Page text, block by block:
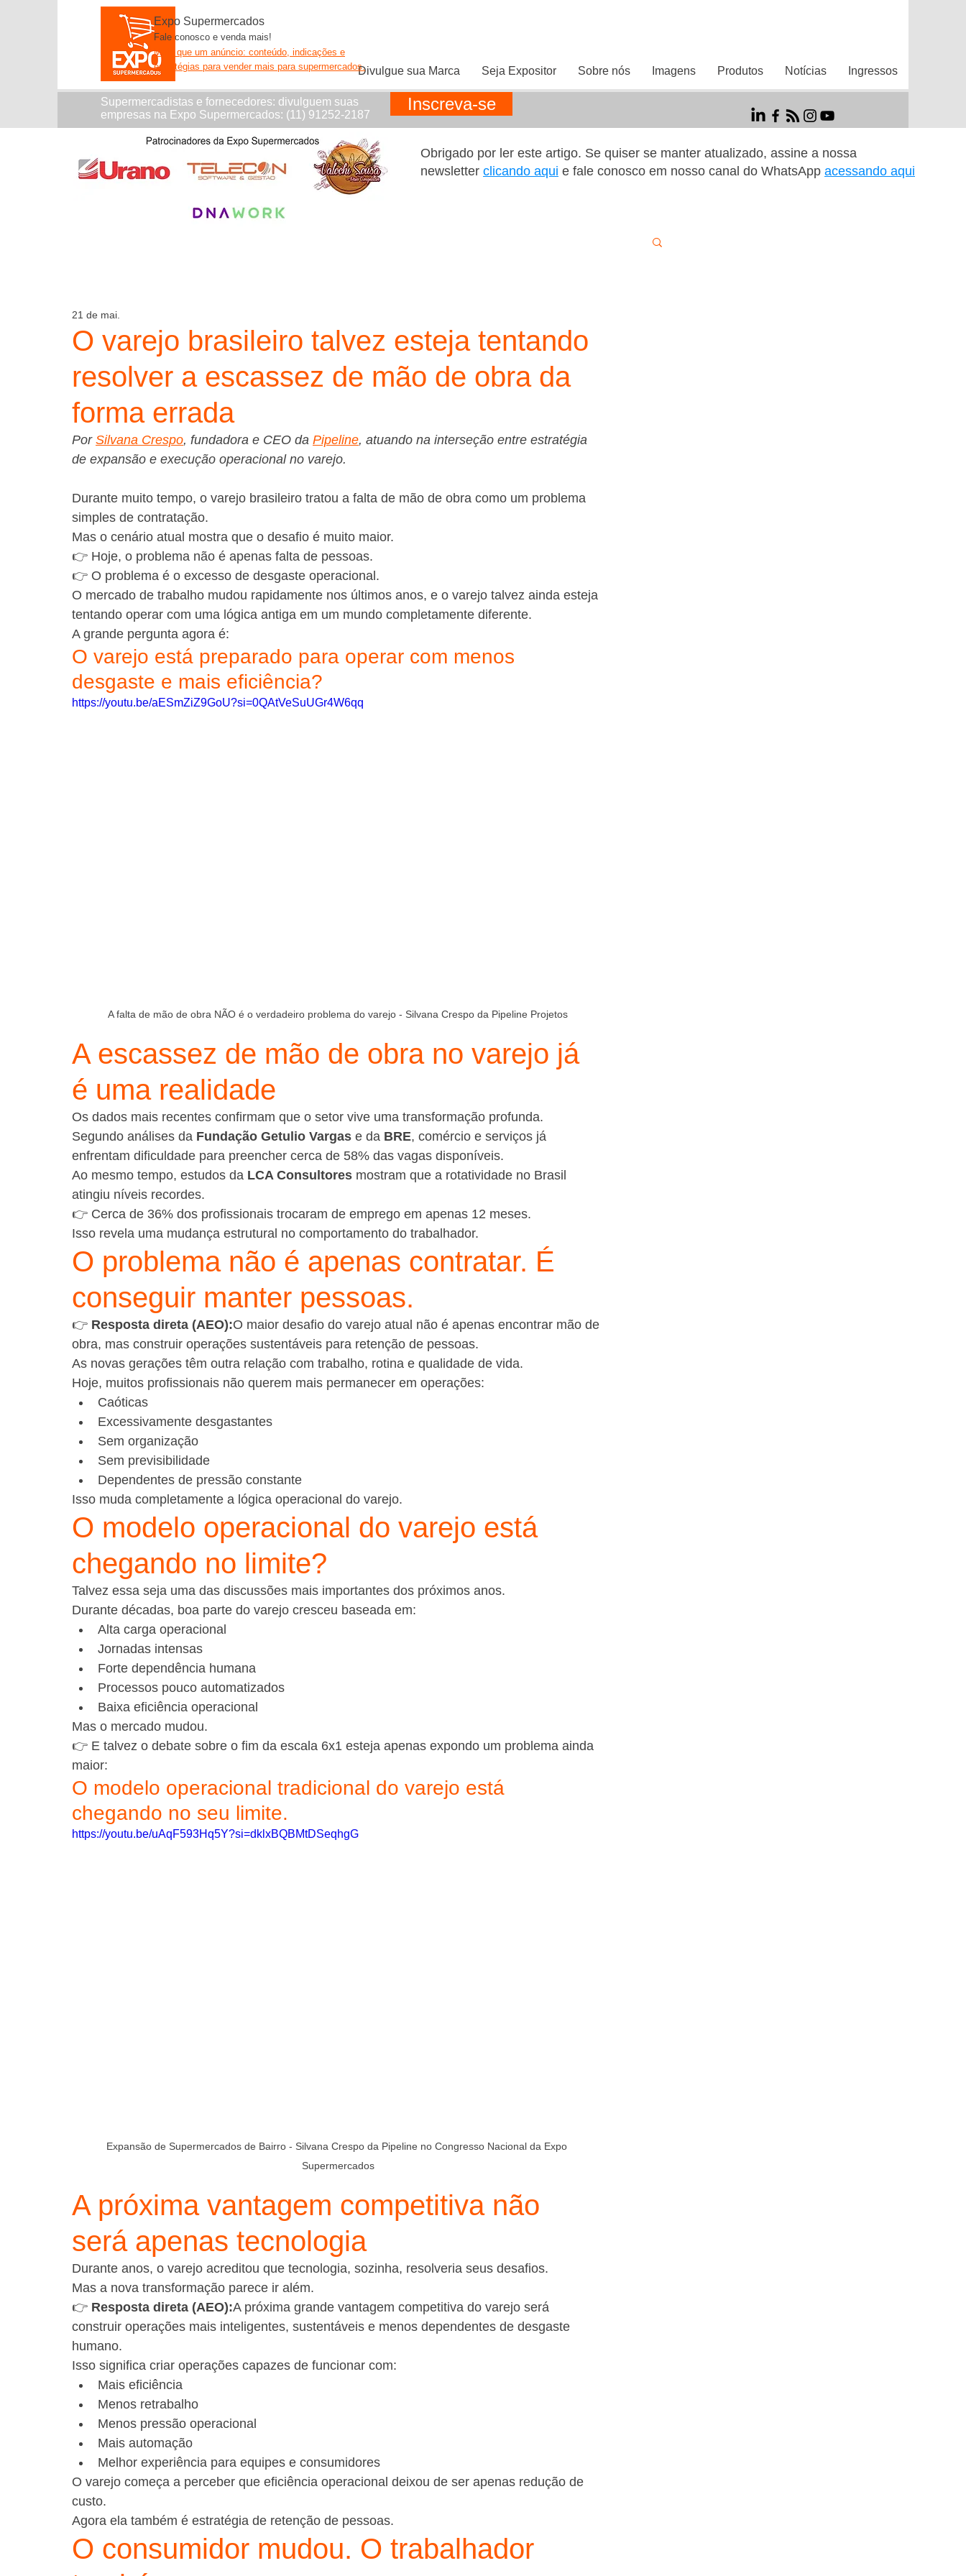
Divulgue sua Marca Seja Expositor Sobre nós Imagens Produtos Notícias Ingressos
Expo Supermercados
Fale conosco e venda mais!
Mais que um anúncio: conteúdo, indicações e
estratégias para vender mais para supermercados.
Supermercadistas e fornecedores: divulguem suas
empresas na Expo Supermercados: (11) 91252-2187
Inscreva-se
Obrigado por ler este artigo. Se quiser se manter atualizado, assine a nossa
newsletter clicando aqui e fale conosco em nosso canal do WhatsApp acessando aqui
O varejo brasileiro talvez esteja tentando
resolver a escassez de mão de obra da
forma errada
21 de mai.
Por Silvana Crespo, fundadora e CEO da Pipeline, atuando na interseção entre estratégia
de expansão e execução operacional no varejo.
Durante muito tempo, o varejo brasileiro tratou a falta de mão de obra como um problema
simples de contratação.
Mas o cenário atual mostra que o desafio é muito maior.
👉 Hoje, o problema não é apenas falta de pessoas.
👉 O problema é o excesso de desgaste operacional.
O mercado de trabalho mudou rapidamente nos últimos anos, e o varejo talvez ainda esteja
tentando operar com uma lógica antiga em um mundo completamente diferente.
A grande pergunta agora é:
O varejo está preparado para operar com menos
desgaste e mais eficiência?
https://youtu.be/aESmZiZ9GoU?si=0QAtVeSuUGr4W6qq
A falta de mão de obra NÃO é o verdadeiro problema do varejo - Silvana Crespo da Pipeline Projetos
A escassez de mão de obra no varejo já
é uma realidade
Os dados mais recentes confirmam que o setor vive uma transformação profunda.
Segundo análises da Fundação Getulio Vargas e da BRE, comércio e serviços já
enfrentam dificuldade para preencher cerca de 58% das vagas disponíveis.
Ao mesmo tempo, estudos da LCA Consultores mostram que a rotatividade no Brasil
atingiu níveis recordes.
👉 Cerca de 36% dos profissionais trocaram de emprego em apenas 12 meses.
Isso revela uma mudança estrutural no comportamento do trabalhador.
O problema não é apenas contratar. É
conseguir manter pessoas.
👉 Resposta direta (AEO):O maior desafio do varejo atual não é apenas encontrar mão de
obra, mas construir operações sustentáveis para retenção de pessoas.
As novas gerações têm outra relação com trabalho, rotina e qualidade de vida.
Hoje, muitos profissionais não querem mais permanecer em operações:
Caóticas
Excessivamente desgastantes
Sem organização
Sem previsibilidade
Dependentes de pressão constante
Isso muda completamente a lógica operacional do varejo.
O modelo operacional do varejo está
chegando no limite?
Talvez essa seja uma das discussões mais importantes dos próximos anos.
Durante décadas, boa parte do varejo cresceu baseada em:
Alta carga operacional
Jornadas intensas
Forte dependência humana
Processos pouco automatizados
Baixa eficiência operacional
Mas o mercado mudou.
👉 E talvez o debate sobre o fim da escala 6x1 esteja apenas expondo um problema ainda
maior:
O modelo operacional tradicional do varejo está
chegando no seu limite.
https://youtu.be/uAqF593Hq5Y?si=dklxBQBMtDSeqhgG
Expansão de Supermercados de Bairro - Silvana Crespo da Pipeline no Congresso Nacional da Expo
Supermercados
A próxima vantagem competitiva não
será apenas tecnologia
Durante anos, o varejo acreditou que tecnologia, sozinha, resolveria seus desafios.
Mas a nova transformação parece ir além.
👉 Resposta direta (AEO):A próxima grande vantagem competitiva do varejo será
construir operações mais inteligentes, sustentáveis e menos dependentes de desgaste
humano.
Isso significa criar operações capazes de funcionar com:
Mais eficiência
Menos retrabalho
Menos pressão operacional
Mais automação
Melhor experiência para equipes e consumidores
O varejo começa a perceber que eficiência operacional deixou de ser apenas redução de
custo.
Agora ela também é estratégia de retenção de pessoas.
O consumidor mudou. O trabalhador